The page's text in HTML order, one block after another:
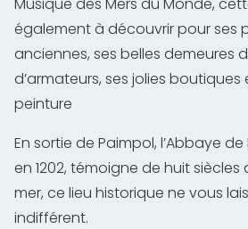
également à découvrir pour ses
anciennes, ses belles demeures
d’armateurs, ses jolies boutiques
peinture
En sortie de Paimpol, l’Abbaye
en 1202, témoigne de huit siècles
mer, ce lieu historique ne vous
indifférent.